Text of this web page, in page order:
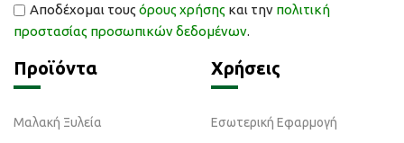
Αποδέχομαι τους όρους χρήσης και την πολιτική
προστασίας προσωπικών δεδομένων.
Προϊόντα
Μαλακή Ξυλεία
Χρήσεις
Εσωτερική Εφαρμογή